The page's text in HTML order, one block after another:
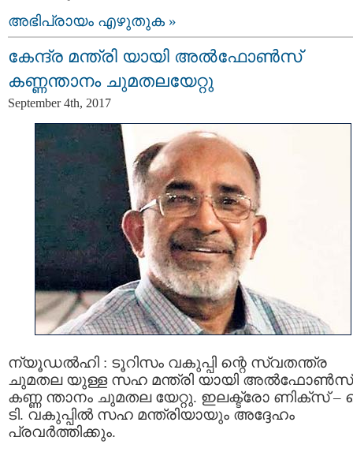
അഭിപ്രായം എഴുതുക »
കേന്ദ്ര മന്ത്രി യായി അല്‍ഫോണ്‍സ്
കണ്ണന്താനം ചുമതലയേറ്റു
September 4th, 2017
ന്യൂഡല്‍ഹി : ടൂറിസം വകുപ്പി ന്റെ സ്വതന്ത്ര
ചുമതല യുള്ള സഹ മന്ത്രി യായി അല്‍ഫോണ്‍സ്
കണ്ണ ന്താനം ചുമതല യേറ്റു. ഇലക്ട്രോ ണിക്‌സ്
ടി. വകുപ്പില്‍ സഹ മന്ത്രിയായും അദ്ദേഹം
പ്രവര്‍ത്തിക്കും.